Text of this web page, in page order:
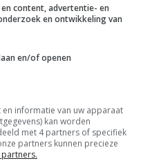
content, advertentie- en
en ontwikkeling van
en/of openen
informatie van uw apparaat
kan worden
met 4 partners of specifiek
partners kunnen precieze